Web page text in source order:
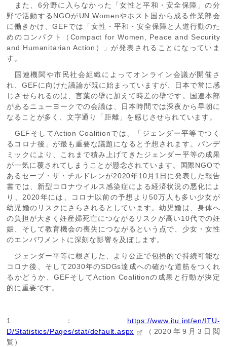
また、6分野に入らなかった「女性と平和・安全保障」の分
野で活動するNGOがUN Womenやホスト国から成る作業部会
に働きかけ、GEFでは「女性・平和・安全保障と人道行動のた
めのコンパクト（Compact for Women, Peace and Security
and Humanitarian Action）」が発表されることになっていま
す。
国連機関や市民社会組織によってオンライン会議が開催さ
れ、GEFに向けた議論が既に始まっていますが、日本で常に感
じさせられるのは、言葉の壁に加えて時差の壁です。国連本部
があるニューヨークでの会議は、日本時間では深夜から早朝に
なることが多く、文字通り「距離」を感じさせられています。
GEFそしてAction Coalitionでは、「ジェンダー平等でつく
るコロナ後」が最も重要な議題になると予想されます。パンデ
ミックにより、これまで積み上げてきたジェンダー平等の成果
が一気に覆されてしまうことが懸念されています。国際NGOで
あるセーブ・ザ・チルドレンが2020年10月1日に発表した報告
書では、新型コロナウイルス感染症による経済状況の悪化によ
り、2020年には、コロナ以前の予想より50万人も多い少女が
幼児婚のリスクにさらされるとしています。幼児婚は、身体へ
の負担が大きく妊産婦死亡につながるリスクが高い10代での妊
娠、そして教育機会の喪失につながるという点で、少女・女性
のエンパワメントに深刻な影響を及ぼします。
ジェンダー平等に根ざした、より公正で包摂的で持続可能な
コロナ後、そして2030年のSDGs達成への確かな道筋をつくれ
るかどうか、GEFそしてAction Coalitionの成果と行動が決定
的に重要です。
1： https://www.itu.int/en/ITU-
D/Statistics/Pages/stat/default.aspx
（2020年9月3日閲
覧）